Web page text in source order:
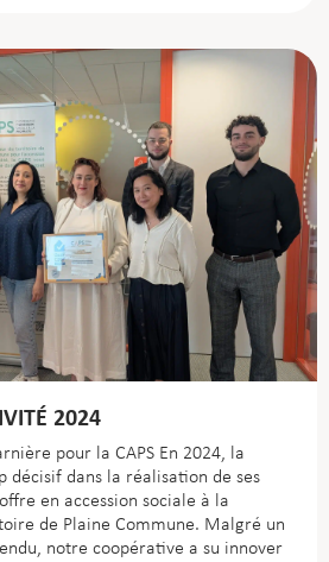
2024
pour la CAPS En 2024, la
décisif dans la réalisation de ses
en accession sociale à la
de Plaine Commune. Malgré un
notre coopérative a su innover